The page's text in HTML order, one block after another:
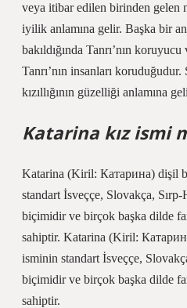
veya itibar edilen birinden gelen
iyilik anlamına gelir. Başka bir
bakıldığında Tanrı’nın
Tanrı’nın insanları koruduğudur.
kızıllığının güzelliği anlamına
Katarina kız ismi
Katarina (Kiril: Катарина) dişil
standart İsveççe, Slovakça,
biçimidir ve birçok başka dilde
sahiptir. Katarina (Kiril:
isminin standart İsveççe,
biçimidir ve birçok başka dilde
sahiptir.